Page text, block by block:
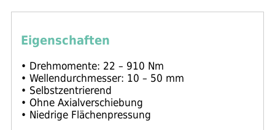
Eigenschaften
• Drehmomente: 22 – 910 Nm
• Wellendurchmesser: 10 – 50 mm
• Selbstzentrierend
• Ohne Axialverschiebung
• Niedrige Flächenpressung